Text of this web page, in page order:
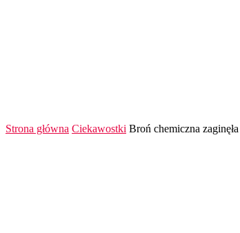
Strona główna Ciekawostki Broń chemiczna